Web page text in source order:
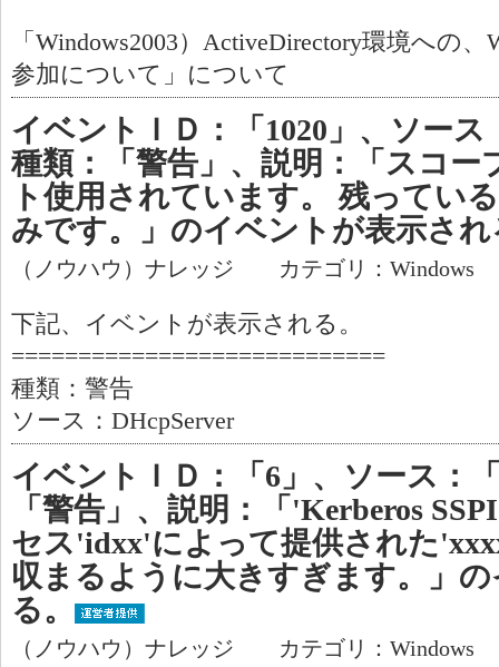
「Windows2003）ActiveDirectory環境への
参加について」について
イベントＩＤ：「1020」、ソース
種類：「警告」、説明：「スコー
ト使用されています。 残ってい
みです。」のイベントが表示され
（ノウハウ）ナレッジ カテゴリ：Windows
下記、イベントが表示される。
============================
種類：警告
ソース：DHcpServer
イベントＩＤ：「6」、ソース：
「警告」、説明：「'Kerberos
セス'idxx'によって提供された
収まるように大きすぎます。」
る。
（ノウハウ）ナレッジ カテゴリ：Windows